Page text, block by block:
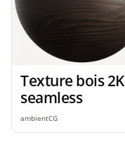
Texture bois 2K
seamless
ambientCG